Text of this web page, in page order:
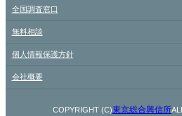
全国調査窓口
無料相談
個人情報保護方針
会社概要
COPYRIGHT (C)東京総合興信所